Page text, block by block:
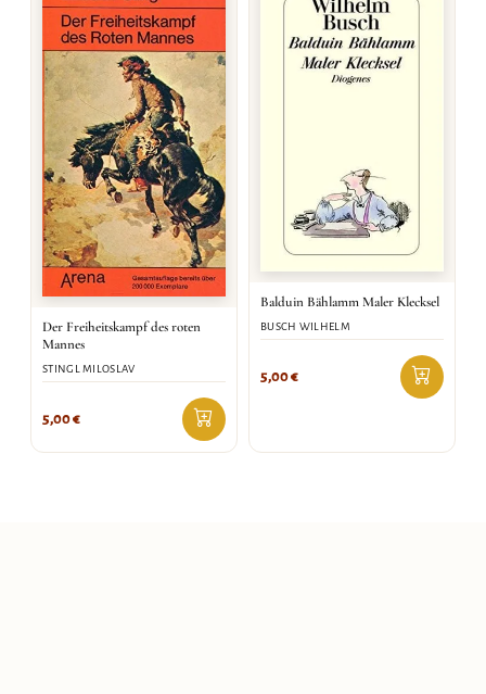
Der Freiheitskampf des roten
Mannes
STINGL MILOSLAV
5,00€
Balduin Bählamm Maler Klecksel
BUSCH WILHELM
5,00€